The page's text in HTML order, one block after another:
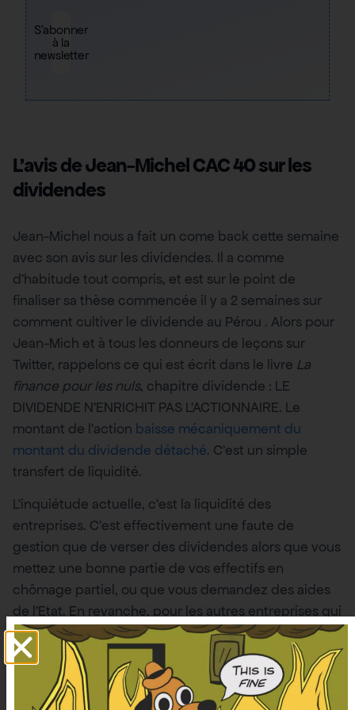
S'abonner
à la
newsletter
L’avis de Jean-Michel CAC 40 sur les
dividendes
Jean-Michel nous a fait un come back cette semaine
avec son avis sur les dividendes. Il a comme
d’habitude tout compris, et est sur le point de
finaliser sa thèse commencée il y a 2 semaines sur
comment cultiver le dividende au Pérou . Alors pour
Jean-Mich et à tous les donneurs de leçons sur
Twitter, rappelons ce qui est écrit dans le livre La
finance pour les nuls, chapitre dividende : LE
DIVIDENDE N’ENRICHIT PAS L’ACTIONNAIRE. Le
montant de l’action baisse mécaniquement du
montant du dividende détaché. C’est un simple
transfert de liquidité.
L’inquiétude actuelle, c’est la liquidité des
entreprises. C’est effectivement une faute de
gestion que de verser des dividendes alors que vous
mettez une bonne partie de vos effectifs en
chômage partiel, ou que vous demandez des aides
de l’Etat. En revanche, pour les autres entreprises qui
ont été peu ou pas touchées par la crise, cela serait
une faute de ne pas distribuer de dividendes. Non
seulement parce que ce versement de liquidités
pourrait être réinvesti dans des entreprises qui en